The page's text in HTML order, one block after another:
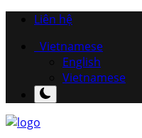
Liên hệ
Vietnamese
English
Vietnamese